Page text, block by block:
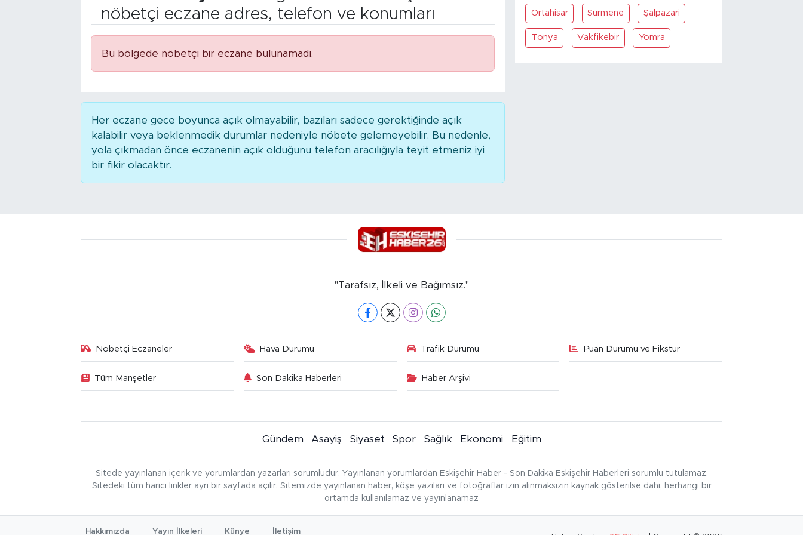
nöbetçi eczane adres, telefon ve konumları
Bu bölgede nöbetçi bir eczane bulunamadı.
Her eczane gece boyunca açık olmayabilir, bazıları sadece gerektiğinde açık
kalabilir veya beklenmedik durumlar nedeniyle nöbete gelemeyebilir. Bu nedenle,
yola çıkmadan önce eczanenin açık olduğunu telefon aracılığıyla teyit etmeniz iyi
bir fikir olacaktır.
Ortahisar Sürmene Şalpazari
Tonya Vakfikebir Yomra
"Tarafsız, İlkeli ve Bağımsız."
Nöbetçi Eczaneler Hava Durumu Trafik Durumu Puan Durumu ve Fikstür
Tüm Manşetler Son Dakika Haberleri Haber Arşivi
Gündem Asayiş Siyaset Spor Sağlık Ekonomi Eğitim
Sitede yayınlanan içerik ve yorumlardan yazarları sorumludur. Yayınlanan yorumlardan Eskişehir Haber - Son Dakika Eskişehir Haberleri sorumlu tutulamaz.
Sitedeki tüm harici linkler ayrı bir sayfada açılır. Sitemizde yayınlanan haber, köşe yazıları ve fotoğraflar izin alınmaksızın kaynak gösterilse dahi, herhangi bir
ortamda kullanılamaz ve yayınlanamaz
Hakkımızda Yayın İlkeleri Künye İletişim